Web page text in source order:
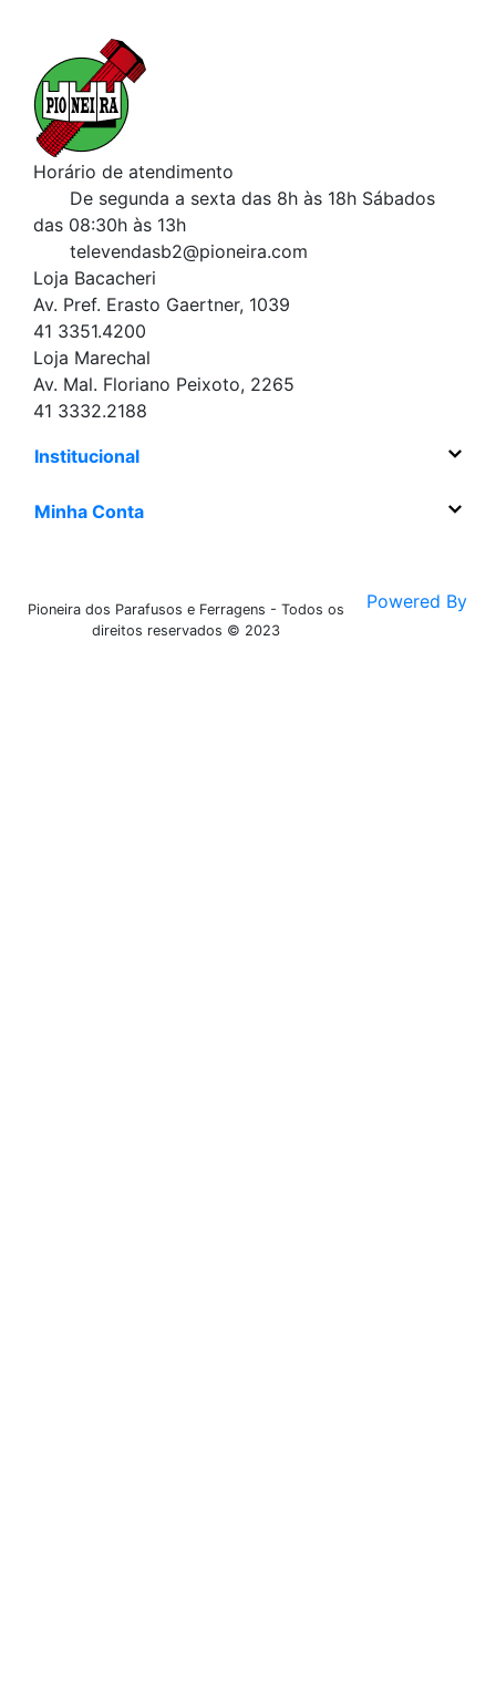
Horário de atendimento
De segunda a sexta das 8h às 18h Sábados
das 08:30h às 13h
televendasb2@pioneira.com
Loja Bacacheri
Av. Pref. Erasto Gaertner, 1039
41 3351.4200
Loja Marechal
Av. Mal. Floriano Peixoto, 2265
41 3332.2188
Institucional
Minha Conta
Pioneira dos Parafusos e Ferragens - Todos os
direitos reservados © 2023
Powered By